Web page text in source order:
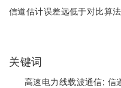
信道估计误差远低于对比算
关键词
高速电力线载波通信; 信